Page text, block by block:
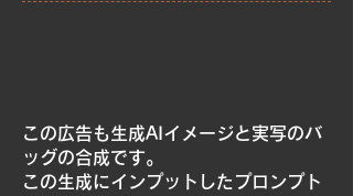
この広告も生成AIイメージと実写のバ
ッグの合成です。
この生成にインプットしたプロンプト